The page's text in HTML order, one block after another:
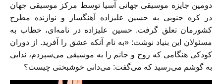
دومین جایزه موسیقی جهانی آسیا توسط مرکز موسیقی جهان
در کره جنوبی به حسین علیزاده آهنگساز و نوازنده مطرح
کشورمان تعلق گرفت. حسین علیزاده در نامه‌ای، خطاب به
مسئولان این بنیاد نوشت: «به نام آنکه عشق را آفرید. از دوران
کودکی هنگامی که روح و جانم را به موسیقی می‌سپردم، ندایی
به گوشم می‌رسید که می‌گفت: می‌دانی خوشبختی چیست؟